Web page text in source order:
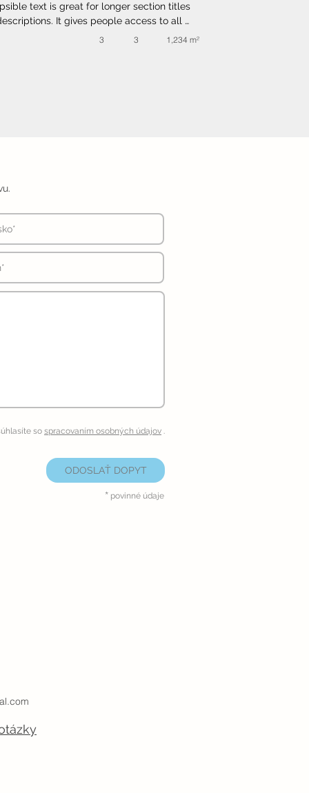
text is great for longer section titles
It gives people access to all
they need, while keeping your layout
3 3 1,234 m²
so spracovaním osobných údajov .
ODOSLAŤ DOPYT
* povinné údaje